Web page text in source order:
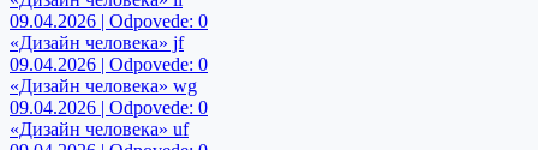
09.04.2026 | Odpovede: 0
«Дизайн человека» jf
09.04.2026 | Odpovede: 0
«Дизайн человека» wg
09.04.2026 | Odpovede: 0
«Дизайн человека» uf